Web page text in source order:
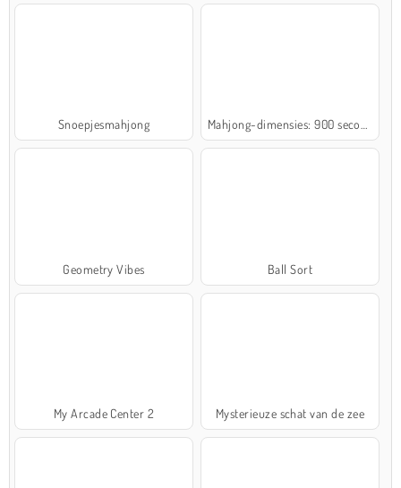
Snoepjesmahjong
Geometry Vibes Ball Sort
My Arcade Center 2 Mysterieuze schat van de zee